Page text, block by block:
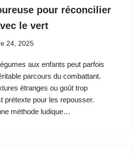
pour réconcilier
le vert
24, 2025
aux enfants peut parfois
parcours du combattant.
étranges ou goût trop
prétexte pour les repousser.
méthode ludique…